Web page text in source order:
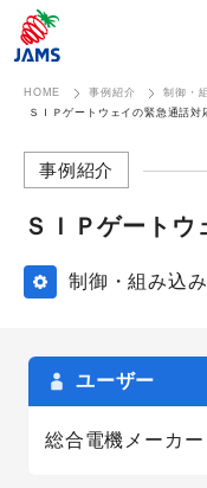
HOME 事例紹介
制御・
ＳＩＰゲートウェイの緊急通話対
事例紹介
ＳＩＰゲートウ
制御・組み込
ユーザー
総合電機メーカー